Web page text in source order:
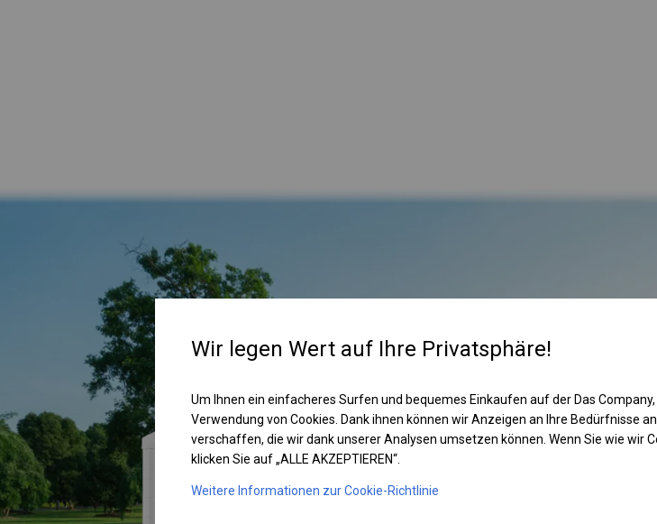
Wir legen Wert auf Ihre Privatsphäre!
Um Ihnen ein einfacheres Surfen und bequemes Einkaufen auf der Das
Verwendung von Cookies. Dank ihnen können wir Anzeigen an Ihre Bedürfnisse
verschaffen, die wir dank unserer Analysen umsetzen können. Wenn Sie wie wir
klicken Sie auf „ALLE AKZEPTIEREN“.
Weitere Informationen zur Cookie-Richtlinie